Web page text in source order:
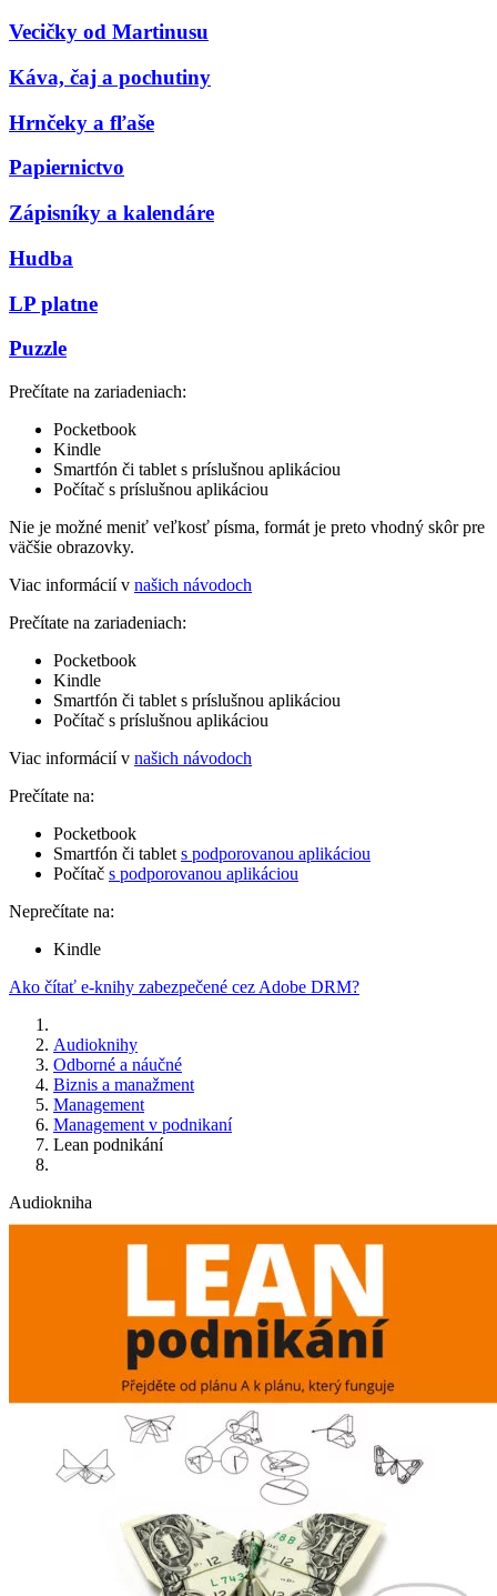
Vecičky od Martinusu
Káva, čaj a pochutiny
Hrnčeky a fľaše
Papiernictvo
Zápisníky a kalendáre
Hudba
LP platne
Puzzle
Prečítate na zariadeniach:
Pocketbook
Kindle
Smartfón či tablet s príslušnou aplikáciou
Počítač s príslušnou aplikáciou
Nie je možné meniť veľkosť písma, formát je preto vhodný skôr pre
väčšie obrazovky.
Viac informácií v našich návodoch
Prečítate na zariadeniach:
Pocketbook
Kindle
Smartfón či tablet s príslušnou aplikáciou
Počítač s príslušnou aplikáciou
Viac informácií v našich návodoch
Prečítate na:
Pocketbook
Smartfón či tablet s podporovanou aplikáciou
Počítač s podporovanou aplikáciou
Neprečítate na:
Kindle
Ako čítať e-knihy zabezpečené cez Adobe DRM?
Audioknihy
Odborné a náučné
Biznis a manažment
Management
Management v podnikaní
Lean podnikání
Audiokniha